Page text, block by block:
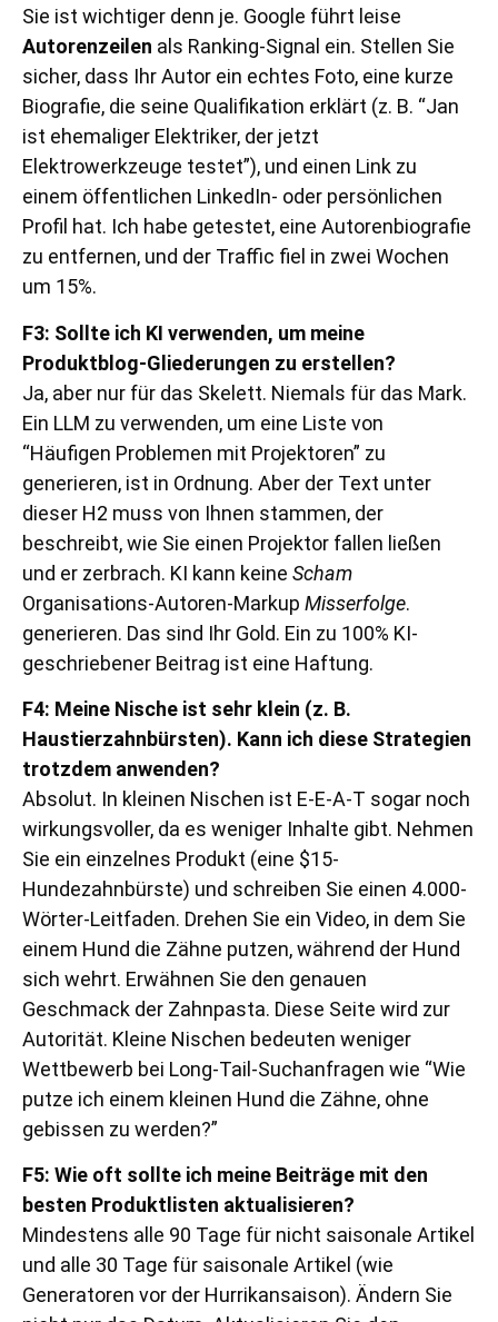
Sie ist wichtiger denn je. Google führt leise
Autorenzeilen als Ranking-Signal ein. Stellen Sie
sicher, dass Ihr Autor ein echtes Foto, eine kurze
Biografie, die seine Qualifikation erklärt (z. B. “Jan
ist ehemaliger Elektriker, der jetzt
Elektrowerkzeuge testet”), und einen Link zu
einem öffentlichen LinkedIn- oder persönlichen
Profil hat. Ich habe getestet, eine Autorenbiografie
zu entfernen, und der Traffic fiel in zwei Wochen
um 15%.
F3: Sollte ich KI verwenden, um meine
Produktblog-Gliederungen zu erstellen?
Ja, aber nur für das Skelett. Niemals für das Mark.
Ein LLM zu verwenden, um eine Liste von
“Häufigen Problemen mit Projektoren” zu
generieren, ist in Ordnung. Aber der Text unter
dieser H2 muss von Ihnen stammen, der
beschreibt, wie Sie einen Projektor fallen ließen
und er zerbrach. KI kann keine Scham
Organisations-Autoren-Markup Misserfolge.
generieren. Das sind Ihr Gold. Ein zu 100% KI-
geschriebener Beitrag ist eine Haftung.
F4: Meine Nische ist sehr klein (z. B.
Haustierzahnbürsten). Kann ich diese Strategien
trotzdem anwenden?
Absolut. In kleinen Nischen ist E-E-A-T sogar noch
wirkungsvoller, da es weniger Inhalte gibt. Nehmen
Sie ein einzelnes Produkt (eine $15-
Hundezahnbürste) und schreiben Sie einen 4.000-
Wörter-Leitfaden. Drehen Sie ein Video, in dem Sie
einem Hund die Zähne putzen, während der Hund
sich wehrt. Erwähnen Sie den genauen
Geschmack der Zahnpasta. Diese Seite wird zur
Autorität. Kleine Nischen bedeuten weniger
Wettbewerb bei Long-Tail-Suchanfragen wie “Wie
putze ich einem kleinen Hund die Zähne, ohne
gebissen zu werden?”
F5: Wie oft sollte ich meine Beiträge mit den
besten Produktlisten aktualisieren?
Mindestens alle 90 Tage für nicht saisonale Artikel
und alle 30 Tage für saisonale Artikel (wie
Generatoren vor der Hurrikansaison). Ändern Sie